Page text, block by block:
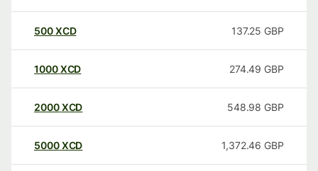
500XCD 137.25 GBP
1000XCD 274.49 GBP
2000XCD 548.98 GBP
5000XCD 1,372.46 GBP